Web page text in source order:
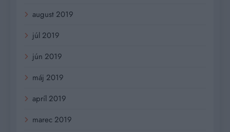
august 2019
júl 2019
jún 2019
máj 2019
apríl 2019
marec 2019